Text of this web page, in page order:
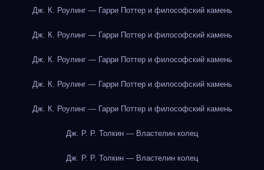
Дж. К. Роулинг — Гарри Поттер и философский камень
Дж. К. Роулинг — Гарри Поттер и философский камень
Дж. К. Роулинг — Гарри Поттер и философский камень
Дж. К. Роулинг — Гарри Поттер и философский камень
Дж. К. Роулинг — Гарри Поттер и философский камень
Дж. Р. Р. Толкин — Властелин колец
Дж. Р. Р. Толкин — Властелин колец